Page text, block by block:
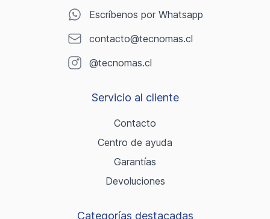
Escríbenos por Whatsapp
contacto@tecnomas.cl
@tecnomas.cl
Servicio al cliente
Contacto
Centro de ayuda
Garantías
Devoluciones
Categorías destacadas